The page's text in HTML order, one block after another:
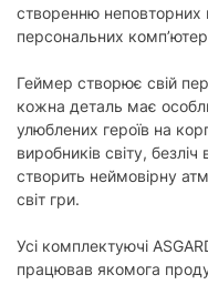
створенню неповторних
персональних
Геймер створює свій
кожна деталь має
улюблених героїв на
виробників світу, безліч
створить неймовірну
світ гри.
Усі комплектуючі
працював якомога